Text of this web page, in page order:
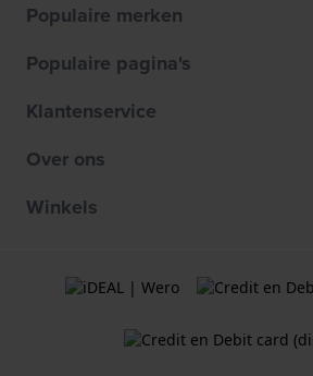
Populaire merken
Populaire pagina's
Klantenservice
Over ons
Winkels